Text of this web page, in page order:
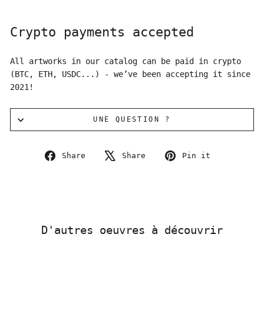
Crypto payments accepted
All artworks in our catalog can be paid in crypto
(BTC, ETH, USDC...) - we’ve been accepting it since
2021!
UNE QUESTION ?
Share
Share
Share
Tweet
Pin it
D'autres oeuvres à découvrir